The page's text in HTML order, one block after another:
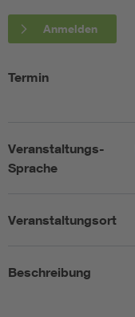
Electromobility
Energy efficiency
Functional safety
Anmelden
Termin
Veranstaltungs-
Sprache
Veranstaltungsort
Beschreibung